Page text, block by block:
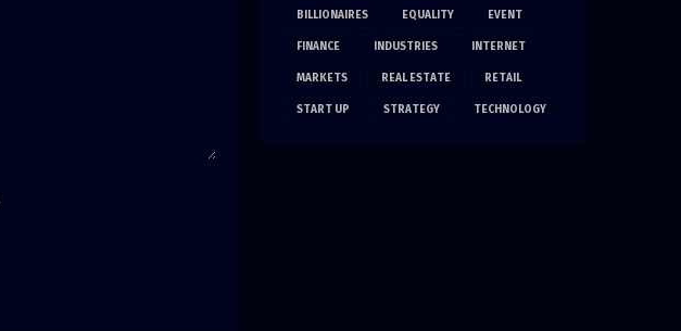
BILLIONAIRES EQUALITY EVENT
FINANCE INDUSTRIES INTERNET
MARKETS REAL ESTATE RETAIL
START UP STRATEGY TECHNOLOGY